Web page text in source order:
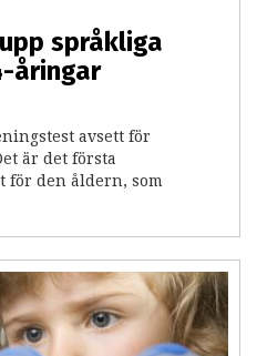
språkliga
åringar
avsett för
är det första
för den åldern, som